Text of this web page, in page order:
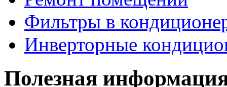
Фильтры в
Инверторные
Полезная